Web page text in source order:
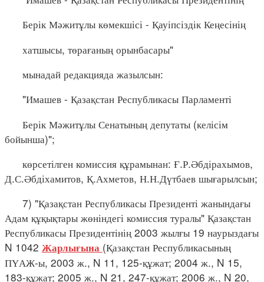
Берік Мәжитұлы көмекшісі - Қауіпсіздік Кеңесінің
хатшысы, төрағаның орынбасары"
мынадай редакцияда жазылсын:
"Имашев - Қазақстан Республикасы Парламенті
Берік Мәжитұлы Сенатының депутаты (келісім
бойынша)";
көрсетілген комиссия құрамынан: Ғ.Р.Әбдірахымов,
Д.С.Әбдіхамитов, Қ.Ахметов, Н.Н.Дүтбаев шығарылсын;
7) "Қазақстан Республикасы Президенті жанындағы
Адам құқықтары жөніндегі комиссия туралы" Қазақстан
Республикасы Президентінің 2003 жылғы 19 наурыздағы
N 1042 Жарлығына (Қазақстан Республикасының
ПҮАЖ-ы, 2003 ж., N 11, 125-құжат; 2004 ж., N 15,
183-құжат; 2005 ж., N 21, 247-құжат; 2006 ж., N 20,